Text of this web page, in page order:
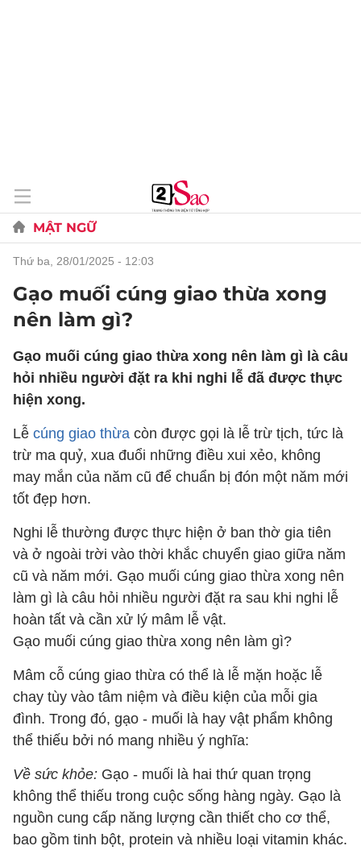
MẬT NGỮ
thứ ba, 28/01/2025 - 12:03
Gạo muối cúng giao thừa xong
nên làm gì?
Gạo muối cúng giao thừa xong nên làm gì là câu
hỏi nhiều người đặt ra khi nghi lễ đã được thực
hiện xong.
Lễ cúng giao thừa còn được gọi là lễ trừ tịch, tức là
trừ ma quỷ, xua đuổi những điều xui xẻo, không
may mắn của năm cũ để chuẩn bị đón một năm mới
tốt đẹp hơn.
Nghi lễ thường được thực hiện ở ban thờ gia tiên
và ở ngoài trời vào thời khắc chuyển giao giữa năm
cũ và năm mới. Gạo muối cúng giao thừa xong nên
làm gì là câu hỏi nhiều người đặt ra sau khi nghi lễ
hoàn tất và cần xử lý mâm lễ vật.
Gạo muối cúng giao thừa xong nên làm gì?
Mâm cỗ cúng giao thừa có thể là lễ mặn hoặc lễ
chay tùy vào tâm niệm và điều kiện của mỗi gia
đình. Trong đó, gạo - muối là hay vật phẩm không
thể thiếu bởi nó mang nhiều ý nghĩa:
Về sức khỏe: Gạo - muối là hai thứ quan trọng
không thể thiếu trong cuộc sống hàng ngày. Gạo là
nguồn cung cấp năng lượng cần thiết cho cơ thể,
bao gồm tinh bột, protein và nhiều loại vitamin khác.